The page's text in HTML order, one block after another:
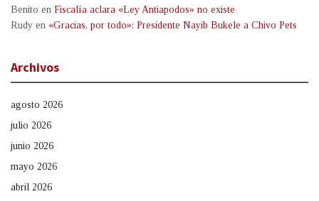
Benito en Fiscalía aclara «Ley Antiapodos» no existe
Rudy en «Gracias, por todo»: Presidente Nayib Bukele a Chivo Pets
Archivos
agosto 2026
julio 2026
junio 2026
mayo 2026
abril 2026